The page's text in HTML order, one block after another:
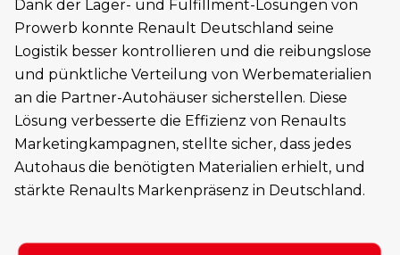
Dank der Lager- und Fulfillment-Lösungen von
Prowerb konnte Renault Deutschland seine
Logistik besser kontrollieren und die reibungslose
und pünktliche Verteilung von Werbematerialien
an die Partner-Autohäuser sicherstellen. Diese
Lösung verbesserte die Effizienz von Renaults
Marketingkampagnen, stellte sicher, dass jedes
Autohaus die benötigten Materialien erhielt, und
stärkte Renaults Markenpräsenz in Deutschland.